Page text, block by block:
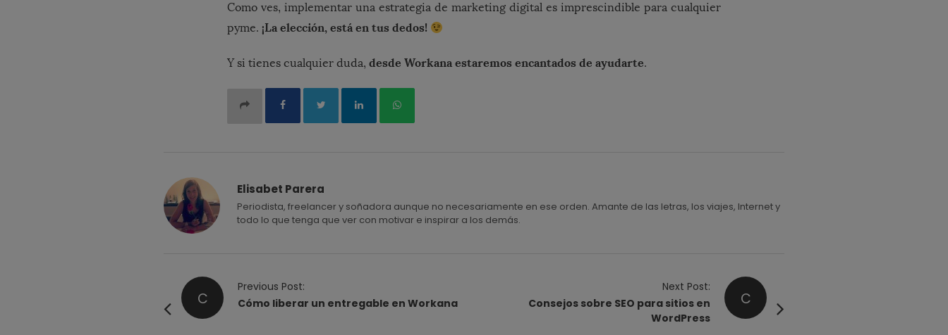
Como ves, implementar una estrategia de marketing digital es imprescindible para cualquier
pyme. ¡La elección, está en tus dedos!
Y si tienes cualquier duda, desde Workana estaremos encantados de ayudarte.
Elisabet Parera
Periodista, freelancer y soñadora aunque no necesariamente en ese orden. Amante de las letras, los viajes, Internet y
todo lo que tenga que ver con motivar e inspirar a los demás.
C
Previous Post:
Cómo liberar un entregable en Workana
C
Next Post:
Consejos sobre SEO para sitios en
WordPress